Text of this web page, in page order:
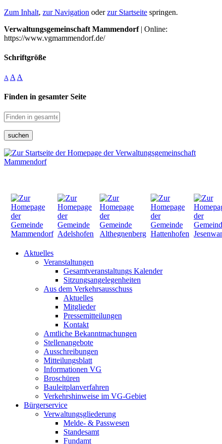
Zum Inhalt, zur Navigation oderzur Startseite springen.
Verwaltungsgemeinschaft Mammendorf| Online:
https://www.vgmammendorf.de/
Schriftgröße
A A A
Finden in gesamter Seite
suchen
Aktuelles
Veranstaltungen
Gesamtveranstaltungs Kalender
Sitzungsangelegenheiten
Aus dem Verkehrsausschuss
Aktuelles
Mitglieder
Pressemitteilungen
Kontakt
Amtliche Bekanntmachungen
Stellenangebote
Ausschreibungen
Mitteilungsblatt
Informationen VG
Broschüren
Bauleitplanverfahren
Verkehrshinweise im VG-Gebiet
Bürgerservice
Verwaltungsgliederung
Melde- & Passwesen
Standesamt
Fundamt